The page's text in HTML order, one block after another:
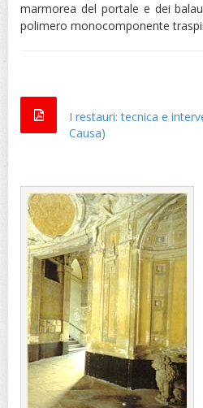
marmorea del portale e dei
polimero monocomponente
I restauri: tecnica e
Causa)